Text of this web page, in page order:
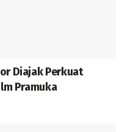
Diajak Perkuat
Pramuka